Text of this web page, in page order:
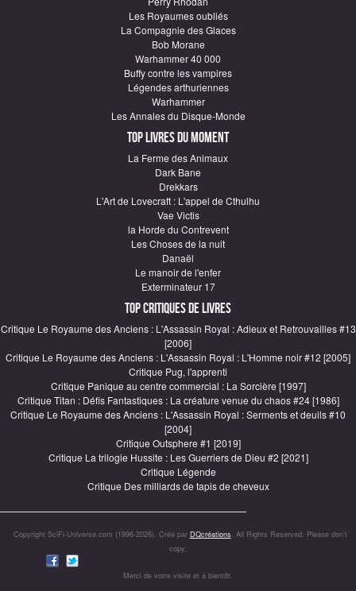
Les Royaumes oubliés
La Compagnie des Glaces
Bob Morane
Warhammer 40 000
Buffy contre les vampires
Légendes arthuriennes
Warhammer
Les Annales du Disque-Monde
Top Livres du moment
La Ferme des Animaux
Dark Bane
Drekkars
L'Art de Lovecraft : L'appel de Cthulhu
Vae Victis
la Horde du Contrevent
Les Choses de la nuit
Danaël
Le manoir de l'enfer
Exterminateur 17
Top critiques de Livres
Critique Le Royaume des Anciens : L'Assassin Royal : Adieux et Retrouvailles #13
[2006]
Critique Le Royaume des Anciens : L'Assassin Royal : L'Homme noir #12 [2005]
Critique Pug, l'apprenti
Critique Panique au centre commercial : La Sorcière [1997]
Critique Titan : Défis Fantastiques : La créature venue du chaos #24 [1986]
Critique Le Royaume des Anciens : L'Assassin Royal : Serments et deuils #10
[2004]
Critique Outsphere #1 [2019]
Critique La trilogie Hussite : Les Guerriers de Dieu #2 [2021]
Critique Légende
Critique Des milliards de tapis de cheveux
Copyright SciFi-Universe.com (1996-2026). Créé par DQcréations. All Rights Reserved. Please don’t
copy.
Merci de votre visite et à bientôt.